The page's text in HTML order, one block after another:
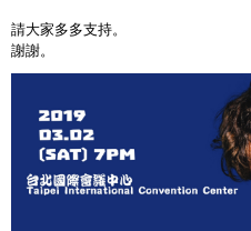
請大家多多支持。
謝謝。